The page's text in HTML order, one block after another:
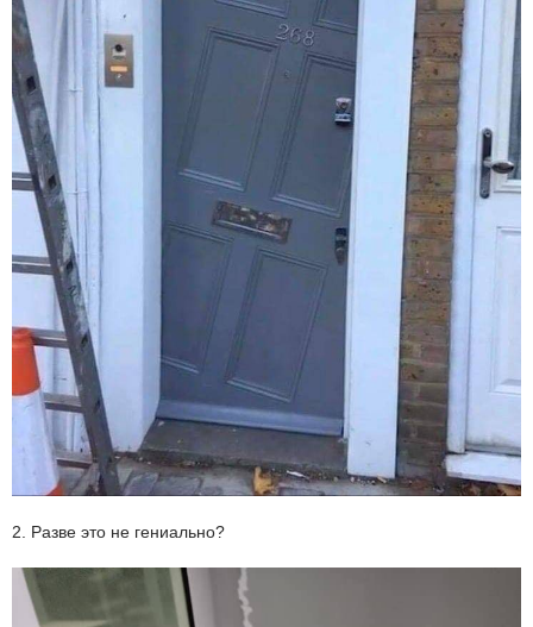
2. Разве это не гениально?